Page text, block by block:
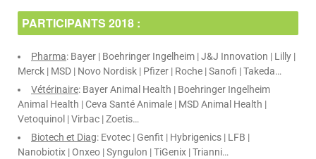
PARTICIPANTS 2018 :
Pharma: Bayer | Boehringer Ingelheim | J&J Innovation | Lilly |
Merck | MSD | Novo Nordisk | Pfizer | Roche | Sanofi | Takeda…
Vétérinaire: Bayer Animal Health | Boehringer Ingelheim
Animal Health | Ceva Santé Animale | MSD Animal Health |
Vetoquinol | Virbac | Zoetis…
Biotech et Diag: Evotec | Genfit | Hybrigenics | LFB |
Nanobiotix | Onxeo | Syngulon | TiGenix | Trianni…